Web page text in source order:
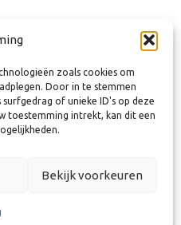
zoals cookies om
Door in te stemmen
of unieke ID's op deze
toestemming intrekt, kan dit een
Bekijk voorkeuren